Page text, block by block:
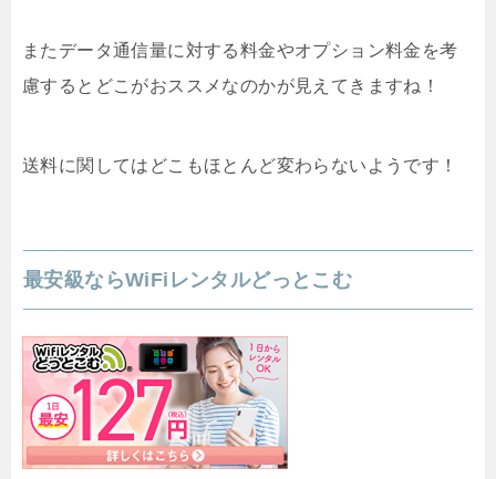
またデータ通信量に対する料金やオプション料金を考
慮するとどこがおススメなのかが見えてきますね！
送料に関してはどこもほとんど変わらないようです！
最安級ならWiFiレンタルどっとこむ